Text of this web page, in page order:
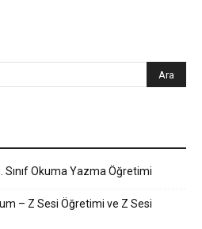
Sınıf Okuma Yazma Öğretimi
– Z Sesi Öğretimi ve Z Sesi